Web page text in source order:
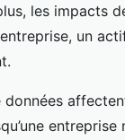
les impacts
entreprise, un
données